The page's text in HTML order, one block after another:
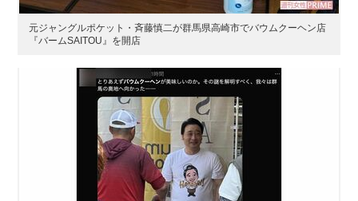
元ジャングルポケット・斉藤慎二が群馬県高崎市でバウムクーヘン店
『バームSAITOU』を開店